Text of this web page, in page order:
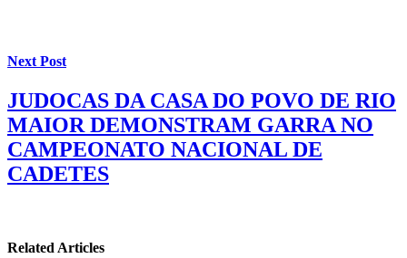
Next Post
JUDOCAS DA CASA DO POVO DE RIO
MAIOR DEMONSTRAM GARRA NO
CAMPEONATO NACIONAL DE
CADETES
Related Articles